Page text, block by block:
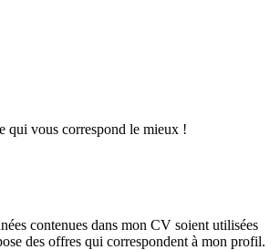
qui vous correspond le mieux !
contenues dans mon CV soient utilisées
des offres qui correspondent à mon profil.